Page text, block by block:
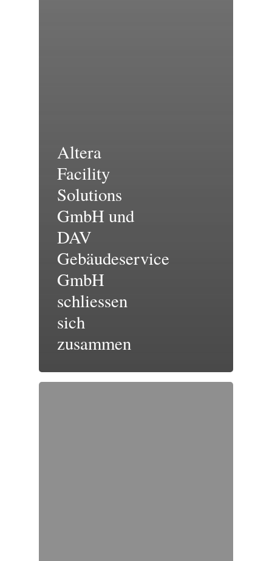
Altera
Facility
Solutions
GmbH und
DAV
Gebäudeservice
GmbH
schliessen
sich
zusammen